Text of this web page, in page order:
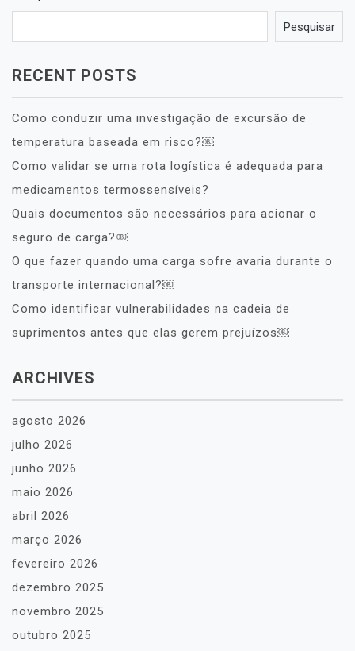
Pesquisar
RECENT POSTS
Como conduzir uma investigação de excursão de
temperatura baseada em risco?￼
Como validar se uma rota logística é adequada para
medicamentos termossensíveis?
Quais documentos são necessários para acionar o
seguro de carga?￼
O que fazer quando uma carga sofre avaria durante o
transporte internacional?￼
Como identificar vulnerabilidades na cadeia de
suprimentos antes que elas gerem prejuízos￼
ARCHIVES
agosto 2026
julho 2026
junho 2026
maio 2026
abril 2026
março 2026
fevereiro 2026
dezembro 2025
novembro 2025
outubro 2025